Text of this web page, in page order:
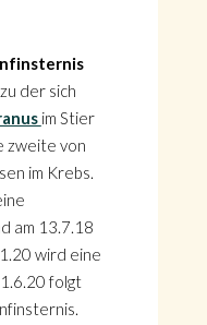
der sich
im Stier
zweite von
im Krebs.
am 13.7.18
wird eine
folgt